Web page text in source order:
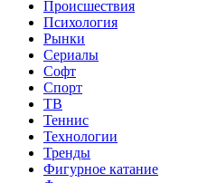
Происшествия
Психология
Рынки
Сериалы
Софт
Спорт
ТВ
Теннис
Технологии
Тренды
Фигурное катание